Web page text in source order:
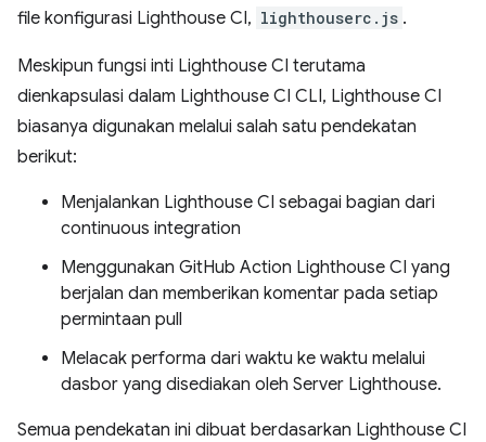
file konfigurasi Lighthouse CI, lighthouserc.js .
Meskipun fungsi inti Lighthouse CI terutama
dienkapsulasi dalam Lighthouse CI CLI, Lighthouse CI
biasanya digunakan melalui salah satu pendekatan
berikut:
Menjalankan Lighthouse CI sebagai bagian dari
continuous integration
Menggunakan GitHub Action Lighthouse CI yang
berjalan dan memberikan komentar pada setiap
permintaan pull
Melacak performa dari waktu ke waktu melalui
dasbor yang disediakan oleh Server Lighthouse.
Semua pendekatan ini dibuat berdasarkan Lighthouse CI